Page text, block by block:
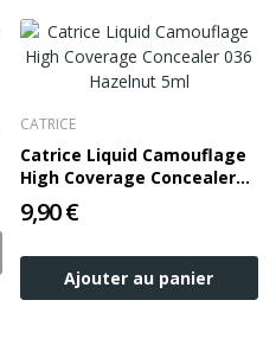
CATRICE
Catrice Liquid Camouflage
High Coverage Concealer
036 Hazelnut 5ml
9,90 €
Ajouter au panier